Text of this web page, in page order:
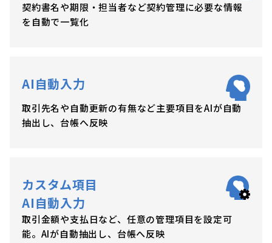
契約書名や期限・担当者など契約管理に必要な情報
を自動で一覧化
AI自動入力
取引先名や自動更新の有無など主要項目をAIが自動
抽出し、台帳へ反映
カスタム項目
AI自動入力
取引金額や支払日など、任意の管理項目を設定可
能。AIが自動抽出し、台帳へ反映